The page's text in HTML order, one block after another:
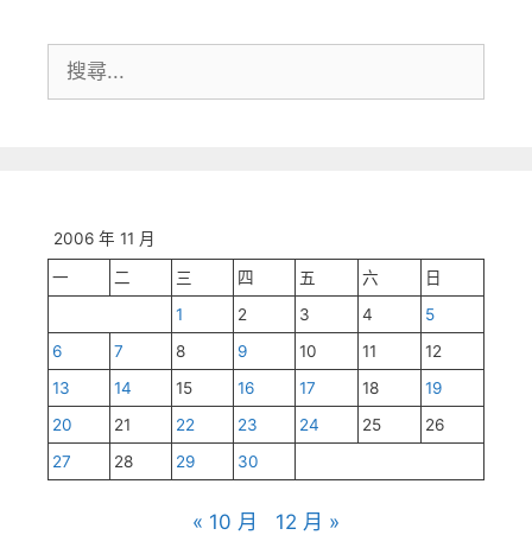
尋:
2006 年 11 月
一 二 三 四 五 六
日
1
2 3 4
5
6
7 8 9 10 11
12
13
14 15 16 17 18
19
20
21 22 23 24 25
26
27
28 29 30
« 10 月 12 月 »